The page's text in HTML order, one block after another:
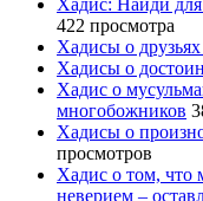
Хадис: Найди для
422 просмотра
Хадисы о
Хадисы о
Хадис о
многобожников
Хадисы о
просмотров
Хадис о том, что
неверием –